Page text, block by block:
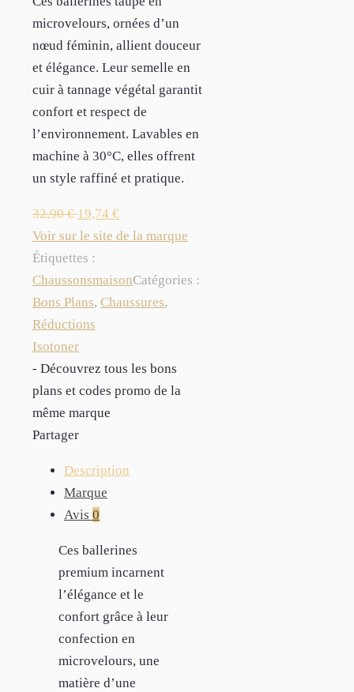
microvelours, ornées d’un
nœud féminin, allient douceur
et élégance. Leur semelle en
cuir à tannage végétal garantit
confort et respect de
l’environnement. Lavables en
machine à 30°C, elles offrent
un style raffiné et pratique.
32,90€ 19,74 €
Voir sur le site de la marque
Étiquettes :
ChaussonsmaisonCatégories :
Bons Plans, Chaussures,
Réductions
Isotoner
- Découvrez tous les bons
plans et codes promo de la
même marque
Partager
Description
Marque
Avis 0
Ces ballerines
premium incarnent
l’élégance et le
confort grâce à leur
confection en
microvelours, une
matière d’une